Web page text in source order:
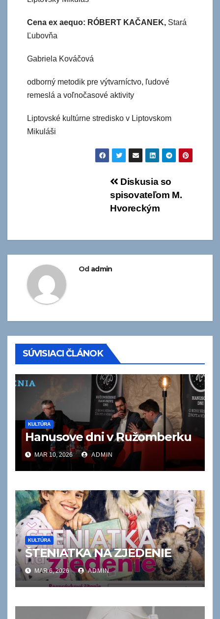
Cena ex aequo: RÓBERT KAČANEK, Stará
Ľubovňa
Gabriela Kováčová
odborný metodik pre výtvarníctvo, ľudové
remeslá a voľnočasové aktivity
Liptovské kultúrne stredisko v Liptovskom
Mikuláši
Diskusia so
spisovateľom M.
Hvoreckým
Od admin
SÚVISIACI ČLÁNOK
KULTÚRA
Hanusove dni v Ružomberku
MAR 10, 2026 ADMIN
KULTÚRA
ŠTENIATKA NA ZJEDENIE
MAR 6, 2026 ADMIN